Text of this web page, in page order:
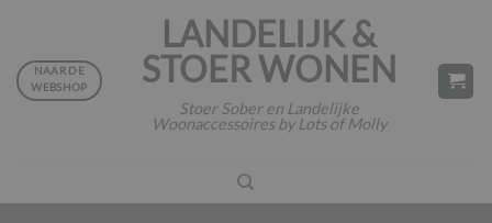
inhoud
LANDELIJK &
STOER WONEN
Stoer Sober en Landelijke
Woonaccessoires by Lots of Molly
NAAR DE
WEBSHOP